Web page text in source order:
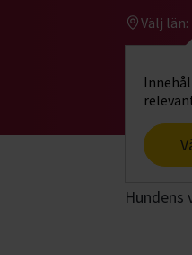
Välj län:
Gå till
Start
Hundens